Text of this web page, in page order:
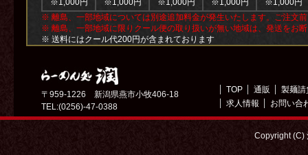
※1,000円 ※1,000円 ※1,000円 ※1,000円
※1,000円
※ 離島、一部地域については別途追加料金が発生いたします。ご注文
※ 離島、一部地域に限りクール便の取り扱いが無い地域は、発送をお
※ 送料にはクール代200円が含まれております
〒959-1226 新潟県燕市小牧406-18
TEL:(0256)-47-0388
TOP 通販
製麺請
求人情報
お問い合
Copyright (C)